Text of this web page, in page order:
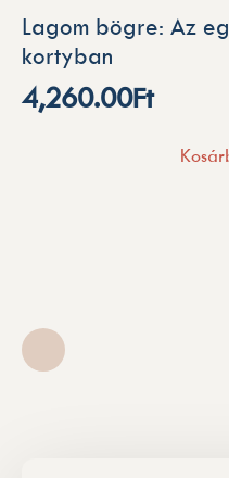
Lagom bögre: Az
kortyban
4,260.00Ft